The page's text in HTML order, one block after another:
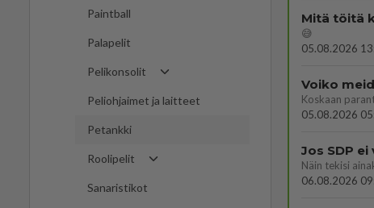
Paintball
Palapelit
Pelikonsolit
Peliohjaimet ja laitteet
Petankki
Roolipelit
Sanaristikot
Mitä töitä
😅
05.08.2026
Voiko
Koskaan
05.08.2026
Jos SDP
06.08.2026